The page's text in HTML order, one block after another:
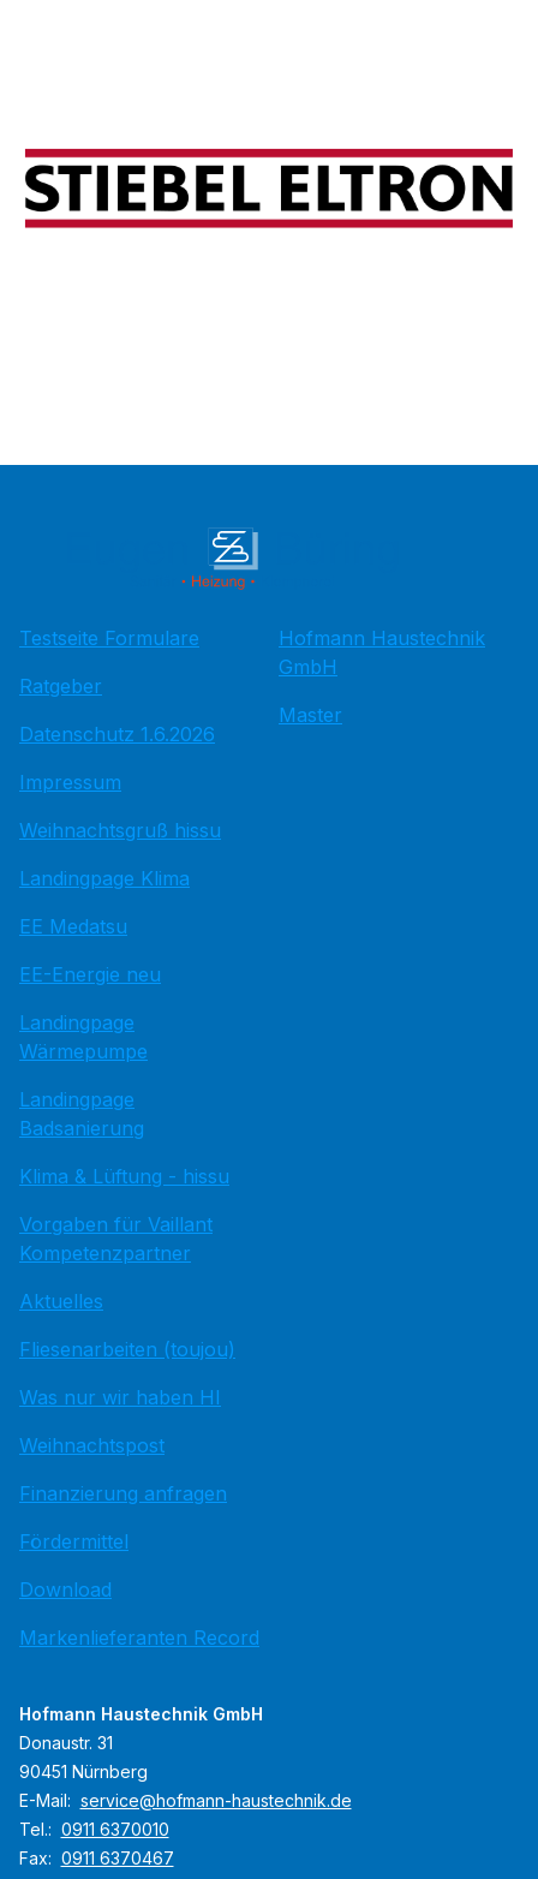
Testseite Formulare
Ratgeber
Datenschutz 1.6.2026
Impressum
Weihnachtsgruß hissu
Landingpage Klima
EE Medatsu
EE-Energie neu
Landingpage
Wärmepumpe
Landingpage
Badsanierung
Klima & Lüftung - hissu
Vorgaben für Vaillant
Kompetenzpartner
Aktuelles
Fliesenarbeiten (toujou)
Was nur wir haben HI
Weihnachtspost
Finanzierung anfragen
Fördermittel
Download
Markenlieferanten Record
Hofmann Haustechnik
GmbH
Master
Hofmann Haustechnik GmbH
Donaustr. 31
90451 Nürnberg
E-Mail: service@hofmann-haustechnik.de
Tel.: 0911 6370010
Fax: 0911 6370467